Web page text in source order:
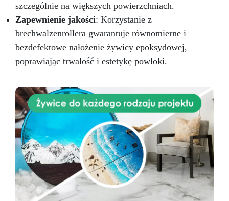
szczególnie na większych powierzchniach.
Zapewnienie jakości: Korzystanie z
brechwalzenrollera gwarantuje równomierne i
bezdefektowe nałożenie żywicy epoksydowej,
poprawiając trwałość i estetykę powłoki.